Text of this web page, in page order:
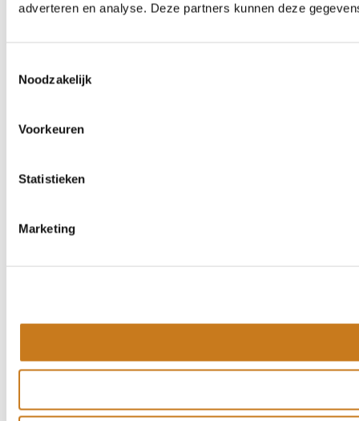
adverteren en analyse. Deze partners kunnen deze
Noodzakelijk
Voorkeuren
Statistieken
Marketing